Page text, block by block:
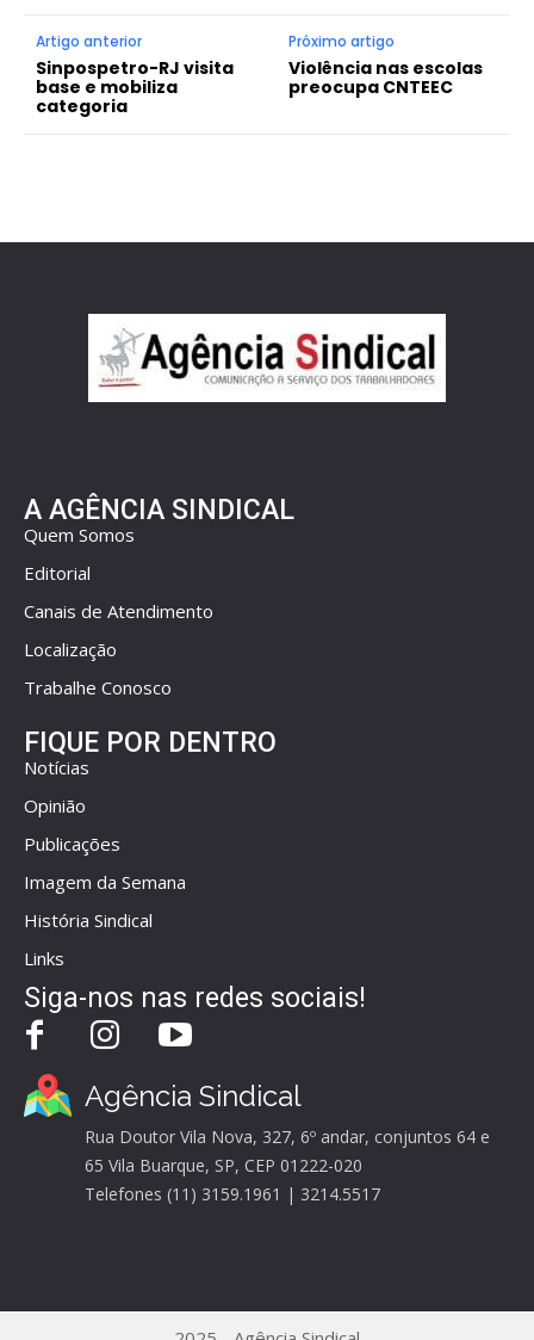
Artigo anterior
Sinpospetro-RJ visita
base e mobiliza
categoria
Próximo artigo
Violência nas escolas
preocupa CNTEEC
A AGÊNCIA SINDICAL
Quem Somos
Editorial
Canais de Atendimento
Localização
Trabalhe Conosco
FIQUE POR DENTRO
Notícias
Opinião
Publicações
Imagem da Semana
História Sindical
Links
Siga-nos nas redes sociais!
Agência Sindical
Rua Doutor Vila Nova, 327, 6º andar, conjuntos 64 e
65 Vila Buarque, SP, CEP 01222-020
Telefones (11) 3159.1961 | 3214.5517